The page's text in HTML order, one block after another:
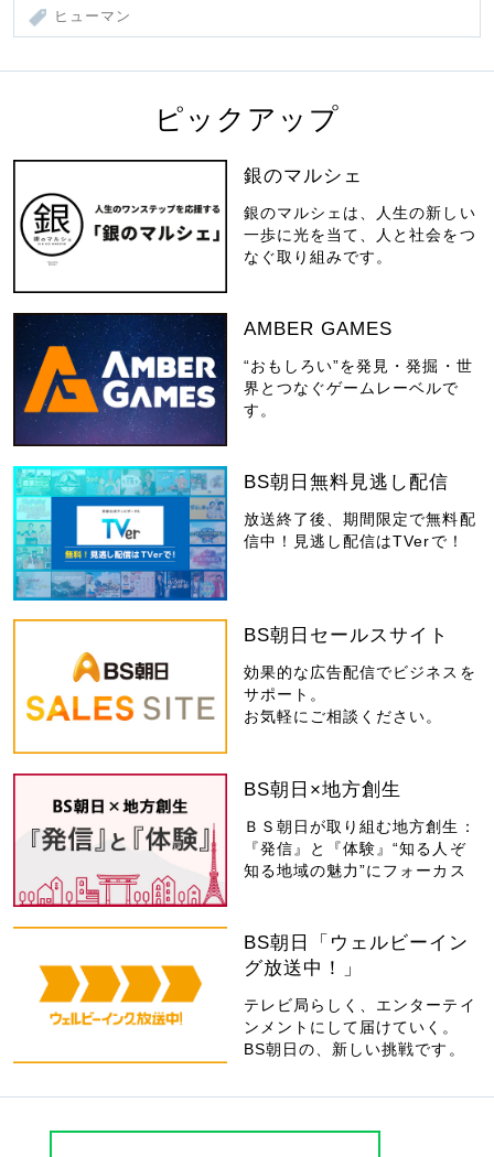
ヒューマン
ピックアップ
銀のマルシェ
銀のマルシェは、人生の新しい
一歩に光を当て、人と社会をつ
なぐ取り組みです。
AMBER GAMES
“おもしろい”を発見・発掘・世
界とつなぐゲームレーベルで
す。
BS朝日無料見逃し配信
放送終了後、期間限定で無料配
信中！見逃し配信はTVerで！
BS朝日セールスサイト
効果的な広告配信でビジネスを
サポート。
お気軽にご相談ください。
BS朝日×地方創生
ＢＳ朝日が取り組む地方創生：
『発信』と『体験』“知る人ぞ
知る地域の魅力”にフォーカス
BS朝日「ウェルビーイン
グ放送中！」
テレビ局らしく、エンターテイ
ンメントにして届けていく。
BS朝日の、新しい挑戦です。